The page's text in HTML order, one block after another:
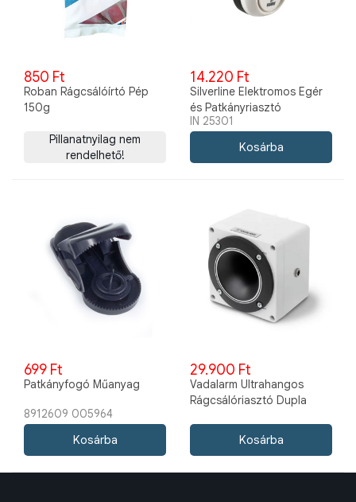
850 Ft
Roban Rágcsálóírtó Pép
150g
Pillanatnyilag nem
rendelhető!
14.220 Ft
Silverline Elektromos Egér
és Patkányriasztó
IN 25301
699 Ft
Patkányfogó Műanyag
8912609 005964
29.900 Ft
Vadalarm Ultrahangos
Rágcsálóriasztó Dupla